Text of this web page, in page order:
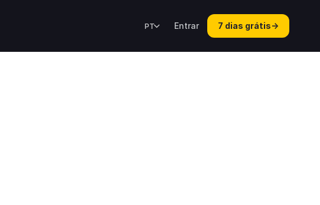
PT Entrar 7 dias grátis→